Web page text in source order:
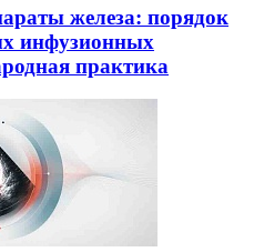
железа: порядок
инфузионных
практика